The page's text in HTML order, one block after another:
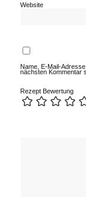
Website
Name, E-Mail-
nächsten Kommentar
Rezept Bewertung